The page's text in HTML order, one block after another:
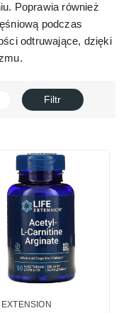
Poprawia również
podczas
odtruwające, dzięki
Filtr
EXTENSION